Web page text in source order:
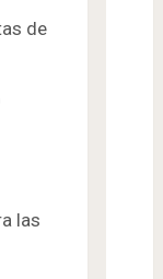
de
las